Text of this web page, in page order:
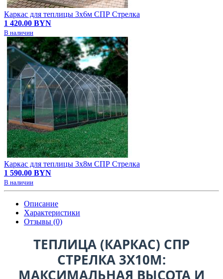
Каркас для теплицы 3х6м СПР Стрелка
1 420.00 BYN
В наличии
Каркас для теплицы 3х8м СПР Стрелка
1 590.00 BYN
В наличии
Описание
Характеристики
Отзывы (0)
ТЕПЛИЦА (КАРКАС) СПР
СТРЕЛКА 3Х10М:
МАКСИМАЛЬНАЯ ВЫСОТА И